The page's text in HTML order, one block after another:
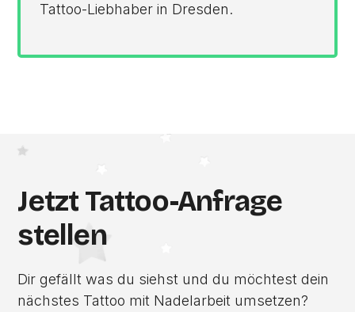
Tattoo-Liebhaber in Dresden.
Jetzt Tattoo-Anfrage
stellen
Dir gefällt was du siehst und du möchtest dein
nächstes Tattoo mit Nadelarbeit umsetzen?